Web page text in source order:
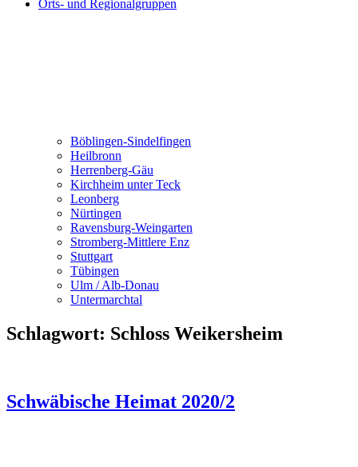
Orts- und Regionalgruppen
Böblingen-Sindelfingen
Heilbronn
Herrenberg-Gäu
Kirchheim unter Teck
Leonberg
Nürtingen
Ravensburg-Weingarten
Stromberg-Mittlere Enz
Stuttgart
Tübingen
Ulm / Alb-Donau
Untermarchtal
Schlagwort: Schloss Weikersheim
Schwäbische Heimat 2020/2